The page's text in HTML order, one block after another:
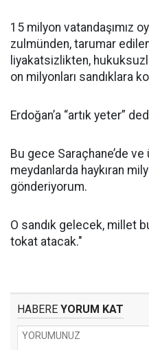
15 milyon vatandaşımız
zulmünden, tarumar
liyakatsizlikten,
on milyonları sandıklara
Erdoğan’a “artık yeter”
Bu gece Saraçhane’de
meydanlarda haykıran
gönderiyorum.
O sandık gelecek, millet
tokat atacak."
HABERE YORUM KAT